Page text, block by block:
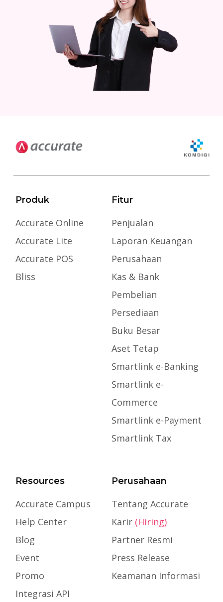
Produk
Accurate Online
Accurate Lite
Accurate POS
Bliss
Fitur
Penjualan
Laporan Keuangan
Perusahaan
Kas & Bank
Pembelian
Persediaan
Buku Besar
Aset Tetap
Smartlink e-Banking
Smartlink e-
Commerce
Smartlink e-Payment
Smartlink Tax
Resources
Accurate Campus
Help Center
Blog
Event
Promo
Integrasi API
Perusahaan
Tentang Accurate
Karir (Hiring)
Partner Resmi
Press Release
Keamanan Informasi